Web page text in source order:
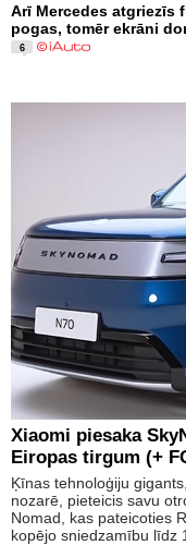
Arī Mercedes atgriezīs
pogas, tomēr ekrāni
6
Xiaomi piesaka
Eiropas tirgum (+
Ķīnas tehnoloģiju
nozarē, pieteicis savu
Nomad, kas pateicoties
kopējo sniedzamību līdz